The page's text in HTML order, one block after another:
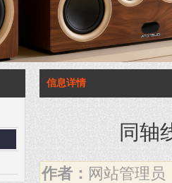
信息详情
同轴
作者： 网站管理